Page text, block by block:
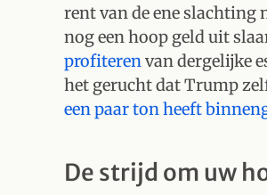
rent van de ene slachting
nog een hoop geld uit
profiterenvan dergelijke
het gerucht dat Trump
een paar ton heeft
De strijd om uw